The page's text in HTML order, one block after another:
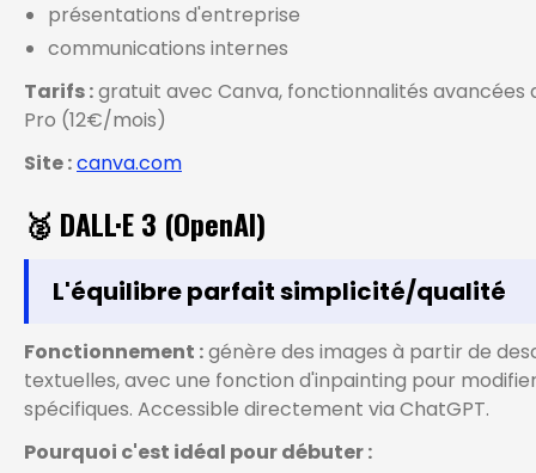
présentations d'entreprise
communications internes
Tarifs :gratuit avec Canva, fonctionnalités avancées
Pro (12€/mois)
Site :canva.com
🥈 DALL·E 3 (OpenAI)
L'équilibre parfait simplicité/qualité
Fonctionnement :génère des images à partir de
textuelles, avec une fonction d'inpainting pour
spécifiques. Accessible directement via ChatGPT.
Pourquoi c'est idéal pour débuter :